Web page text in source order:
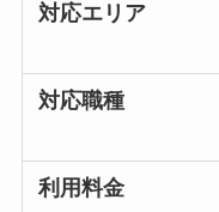
対応エリア
対応職種
利用料金